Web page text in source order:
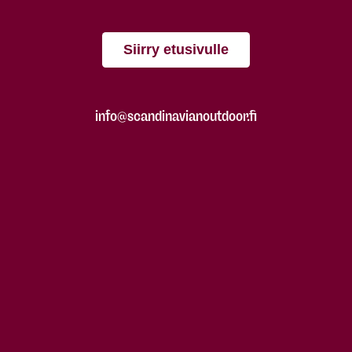
Siirry etusivulle
info@scandinavianoutdoor.fi